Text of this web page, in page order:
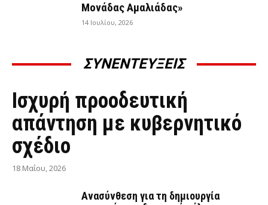
Μονάδας Αμαλιάδας»
14 Ιουλίου, 2026
ΣΥΝΕΝΤΕΥΞΕΙΣ
ΣΥΝΕΝΤΕΎΞΕΙΣ
Ισχυρή προοδευτική
απάντηση με κυβερνητικό
σχέδιο
18 Μαΐου, 2026
Ανασύνθεση για τη δημιουργία